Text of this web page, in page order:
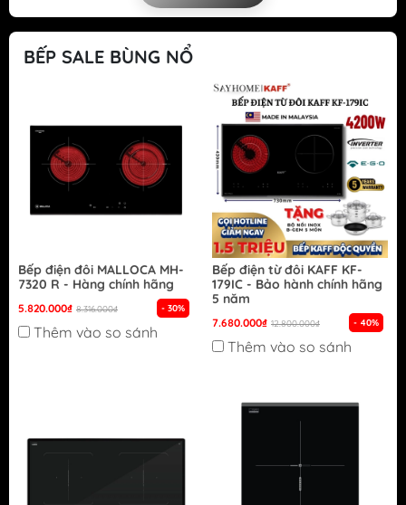
BẾP SALE BÙNG NỔ
Bếp điện đôi MALLOCA MH-
7320 R - Hàng chính hãng
5.820.000₫ 8.316.000₫ - 30%
Thêm vào so sánh
Bếp điện từ đôi KAFF KF-
179IC - Bảo hành chính hãng
5 năm
7.680.000₫ 12.800.000₫ - 40%
Thêm vào so sánh